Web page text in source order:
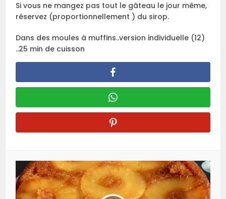
Si vous ne mangez pas tout le gâteau le jour même,
réservez (proportionnellement ) du sirop.
Dans des moules à muffins..version individuelle (12)
..25 min de cuisson